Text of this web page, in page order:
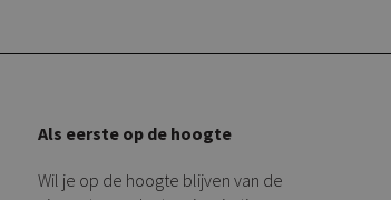
Als eerste op de hoogte
Wil je op de hoogte blijven van de